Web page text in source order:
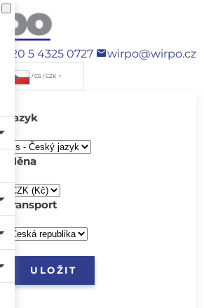
+420 5 4325 0727 wirpo@wirpo.cz
/ CS / CZK
Jazyk
Měna
transport